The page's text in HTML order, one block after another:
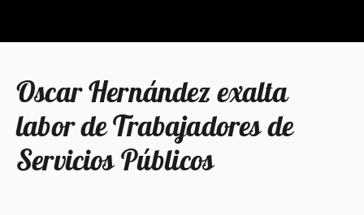
Oscar Hernández exalta
labor de Trabajadores de
Servicios Públicos